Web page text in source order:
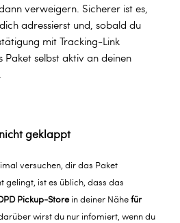
verweigern. Sicherer ist es,
adressierst und, sobald du
mit Tracking-Link
selbst aktiv an deinen
geklappt
versuchen, dir das Paket
gelingt, ist es üblich, dass das
Pickup-Storein deiner Nähefür
wirst du nur infomiert, wenn du